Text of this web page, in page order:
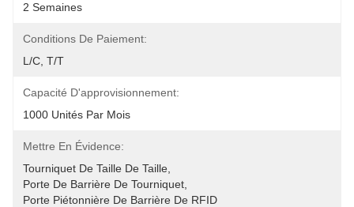
2 Semaines
Conditions De Paiement:
L/C, T/T
Capacité D'approvisionnement:
1000 Unités Par Mois
Mettre En Évidence:
Tourniquet De Taille De Taille
Porte De Barrière De Tourniquet
Porte Piétonnière De Barrière De RFID